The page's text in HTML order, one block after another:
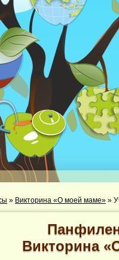
» Викторина «О моей маме» »
Викторина